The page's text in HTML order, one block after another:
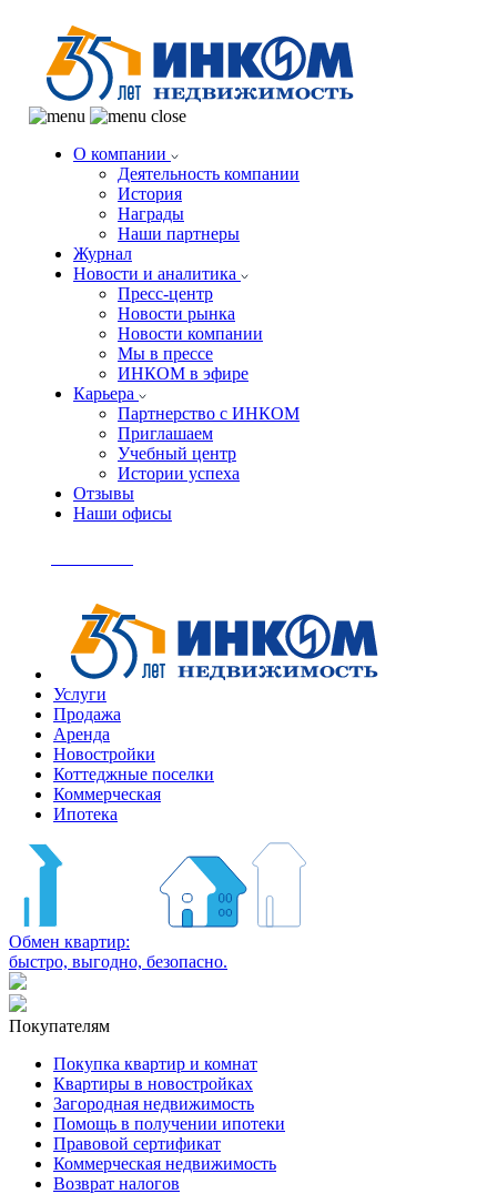
О компании
Деятельность компании
История
Награды
Наши партнеры
Журнал
Новости и аналитика
Пресс-центр
Новости рынка
Новости компании
Мы в прессе
ИНКОМ в эфире
Карьера
Партнерство с ИНКОМ
Приглашаем
Учебный центр
Истории успеха
Отзывы
Наши офисы
Услуги
Продажа
Аренда
Новостройки
Коттеджные поселки
Коммерческая
Ипотека
Обмен квартир:
быстро, выгодно, безопасно.
Покупателям
Покупка квартир и комнат
Квартиры в новостройках
Загородная недвижимость
Помощь в получении ипотеки
Правовой сертификат
Коммерческая недвижимость
Возврат налогов